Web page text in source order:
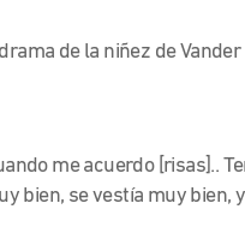
de la niñez de
me acuerdo [risas]..
bien, se vestía muy bien,